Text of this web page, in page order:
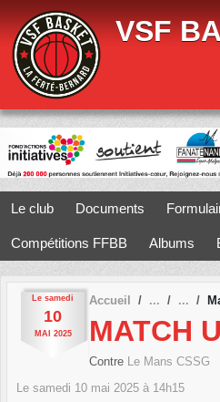
VSF
Le club Documents
Compétitions FFBB Albums
Le samedi
10
MAI 2025
Accueil
MATCH
Contre
Le Mans CSSG
Le samedi 10 mai 2025 à 14h15
Panneau de gestion des cookies